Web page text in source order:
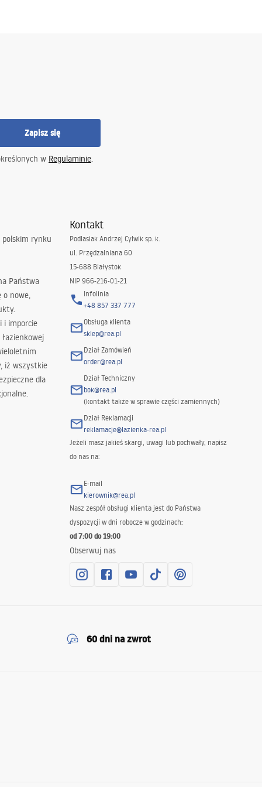
Zapisz się
w Regulaminie.
polskim rynku
Państwa
o nowe,
i imporcie
iż wszystkie
dla
Kontakt
Podlasiak Andrzej Cylwik sp. k.
ul. Przędzalniana 60
15-688 Białystok
NIP 966-216-01-21
Infolinia
+48 857 337 777
Obsługa klienta
sklep@rea.pl
Dział Zamówień
order@rea.pl
Dział Techniczny
bok@rea.pl
(kontakt także w sprawie części zamiennych)
Dział Reklamacji
reklamacje@lazienka-rea.pl
Jeżeli masz jakieś skargi, uwagi lub pochwały, napisz
do nas na:
E-mail
kierownik@rea.pl
Nasz zespół obsługi klienta jest do Państwa
dyspozycji w dni robocze w godzinach:
od 7:00 do 19:00
Obserwuj nas
60 dni na zwrot